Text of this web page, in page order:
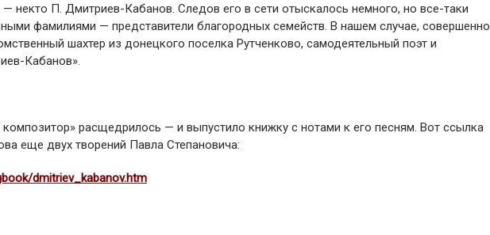
некто П. Дмитриев-Кабанов. Следов его в сети отыскалось немного, но все-таки
фамилиями — представители благородных семейств. В нашем случае, совершенно
шахтер из донецкого поселка Рутченково, самодеятельный поэт и
Кабанов».
композитор» расщедрилось — и выпустило книжку с нотами к его песням. Вот ссылка
еще двух творений Павла Степановича:
dmitriev_kabanov.htm